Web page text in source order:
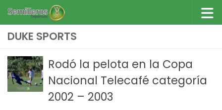
Saltar al contenido
DUKE SPORTS
Rodó la pelota en la Copa
Nacional Telecafé categoría
2002 – 2003